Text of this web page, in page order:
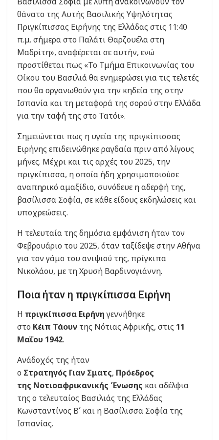
θάνατο της Αυτής Βασιλικής Υψηλότητας
Πριγκίπισσας Ειρήνης της Ελλάδας στις 11:40
π.μ. σήμερα στο Παλάτι Θαρζουέλα στη
Μαδρίτη», αναφέρεται σε αυτήν, ενώ
προστίθεται πως «Το Τμήμα Επικοινωνίας του
Οίκου του Βασιλιά θα ενημερώσει για τις τελετές
που θα οργανωθούν για την κηδεία της στην
Ισπανία και τη μεταφορά της σορού στην Ελλάδα
για την ταφή της στο Τατόι».
Σημειώνεται πως η υγεία της πριγκίπισσας
Ειρήνης επιδεινώθηκε ραγδαία πριν από λίγους
μήνες. Μέχρι και τις αρχές του 2025, την
πριγκίπισσα, η οποία ήδη χρησιμοποιούσε
αναπηρικό αμαξίδιο, συνόδευε η αδερφή της,
βασίλισσα Σοφία, σε κάθε είδους εκδηλώσεις και
υποχρεώσεις.
Η τελευταία της δημόσια εμφάνιση ήταν τον
Φεβρουάριο του 2025, όταν ταξίδεψε στην Αθήνα
για τον γάμο του ανιψιού της, πρίγκιπα
Νικολάου, με τη Χρυσή Βαρδινογιάννη.
Ποια ήταν η πριγκίπισσα Ειρήνη
Η πριγκίπισσα Ειρήνηγεννήθηκε
στο Κέιπ Τάουν της Νότιας Αφρικής, στις 11
Μαΐου 1942.
Ανάδοχός της ήταν
ο Στρατηγός Γιαν Σματς, Πρόεδρος
της Νοτιοαφρικανικής Ένωσης και αδέλφια
της ο τελευταίος Βασιλιάς της Ελλάδας
Κωνσταντίνος Β΄ και η Bασίλισσα Σοφία της
Ισπανίας.